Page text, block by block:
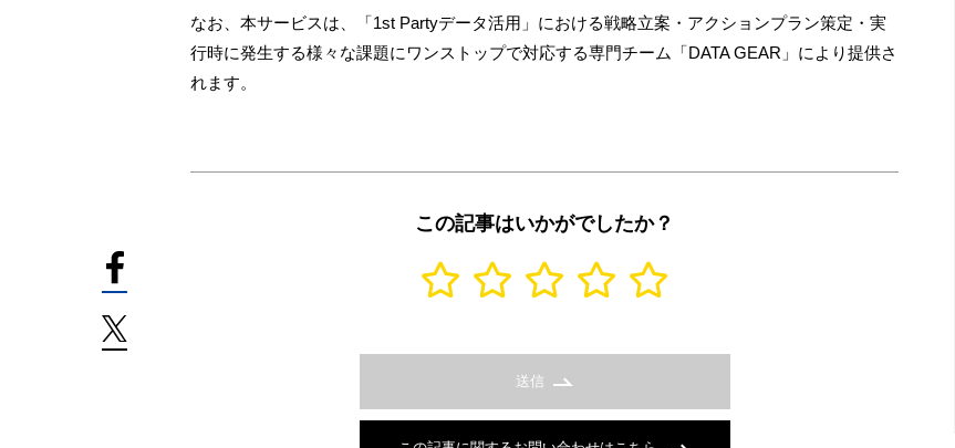
なお、本サービスは、「1st Partyデータ活用」における戦略立案・アクションプラン策定・実
行時に発生する様々な課題にワンストップで対応する専門チーム「DATA GEAR」により提供さ
れます。
この記事はいかがでしたか？
送信